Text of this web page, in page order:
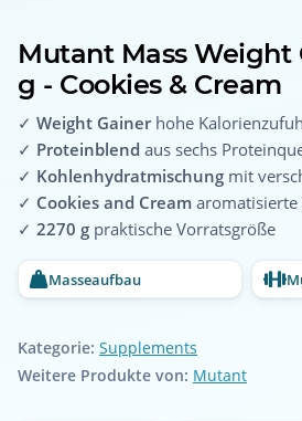
Mutant Mass Weight
g - Cookies & Cream
✓ Weight Gainerhohe
✓ Proteinblend aus sechs
✓ Kohlenhydratmischung mit
✓ Cookies and Cream aromatisierte
✓ 2270 g praktische Vorratsgröße
Masseaufbau
Kategorie: Supplements
Weitere Produkte von: Mutant